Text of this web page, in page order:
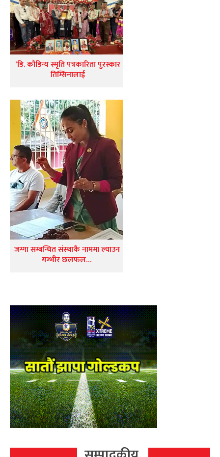
‘डि. कौडिन्य स्मृति पत्रकारिता पुरस्कार
तिम्सिनालाई
जग्गा सम्बन्धित संस्थाकै नाममा ल्याउन
गम्भीर छलफल…